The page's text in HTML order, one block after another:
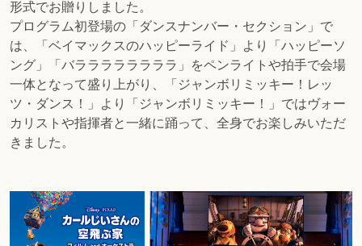
形式でお贈りしました。
プログラム初登場の「ダンスナンバー・セクション」で
は、「ベイマックスのハッピーライド」より「ハッピーソ
ング」「バララララララララ」をペンライトや拍手で会場
一体となって盛り上がり、「ジャンボリミッキー！レッ
ツ・ダンス！」より「ジャンボリミッキー！」ではヴォー
カリストや指揮者と一緒に踊って、全身でお楽しみいただ
きました。